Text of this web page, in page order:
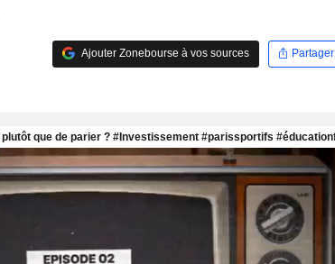
Ajouter Zonebourse à vos sources Partager